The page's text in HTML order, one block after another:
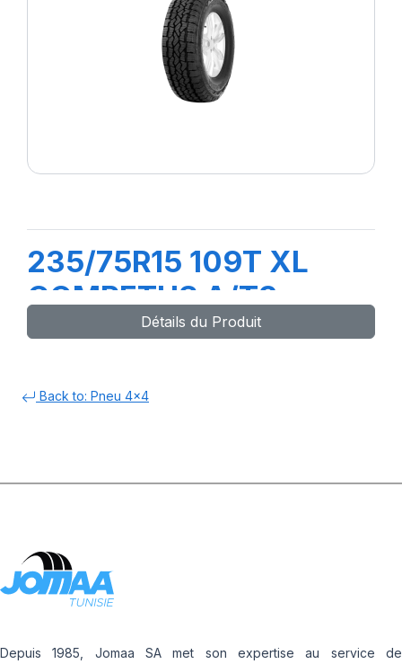
235/75R15 109T XL
COMPETUS A/T3
Détails du Produit
Back to: Pneu 4x4
Depuis 1985, Jomaa SA met son expertise au service de